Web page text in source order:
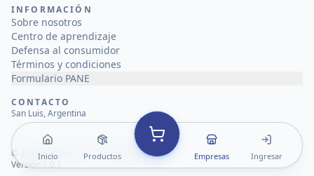
Inicio Productos Empresas Ingresar
INFORMACIÓN
Sobre nosotros
Centro de aprendizaje
Defensa al consumidor
Términos y condiciones
Formulario PANE
CONTACTO
San Luis, Argentina
© 2026Compre San Luis Marketplace
Versión 1.0.1